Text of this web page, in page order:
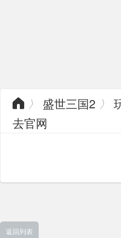
 〉 盛世三国2 〉
去官网
返回列表